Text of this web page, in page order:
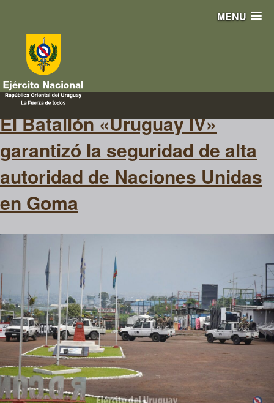
MENU
plan de defensa
El Batallón «Uruguay IV»
garantizó la seguridad de alta
autoridad de Naciones Unidas
en Goma